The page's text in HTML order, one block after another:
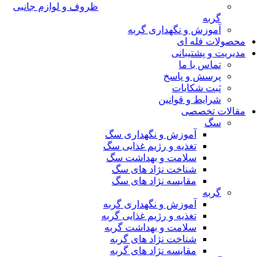
ظروف و لوازم جانبی
گربه
آموزش و نگهداری گربه
محصولات فله ای
مدیریت و پشتیبانی
تماس با ما
پرسش و پاسخ
ثبت شکایات
شرایط و قوانین
مقالات تخصصی
سگ
آموزش و نگهداری سگ
تغذیه و رژیم غذایی سگ
سلامت و بهداشت سگ
شناخت نژاد های سگ
مقایسه نژاد های سگ
گربه
آموزش و نگهداری گربه
تغذیه و رژیم غذایی گربه
سلامت و بهداشت گربه
شناخت نژاد های گربه
مقایسه نژاد های گربه